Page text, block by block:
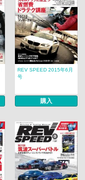
REV SPEED 2015年6月
号
購入